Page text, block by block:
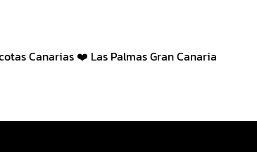
Canarias ❤️ Las Palmas Gran Canaria